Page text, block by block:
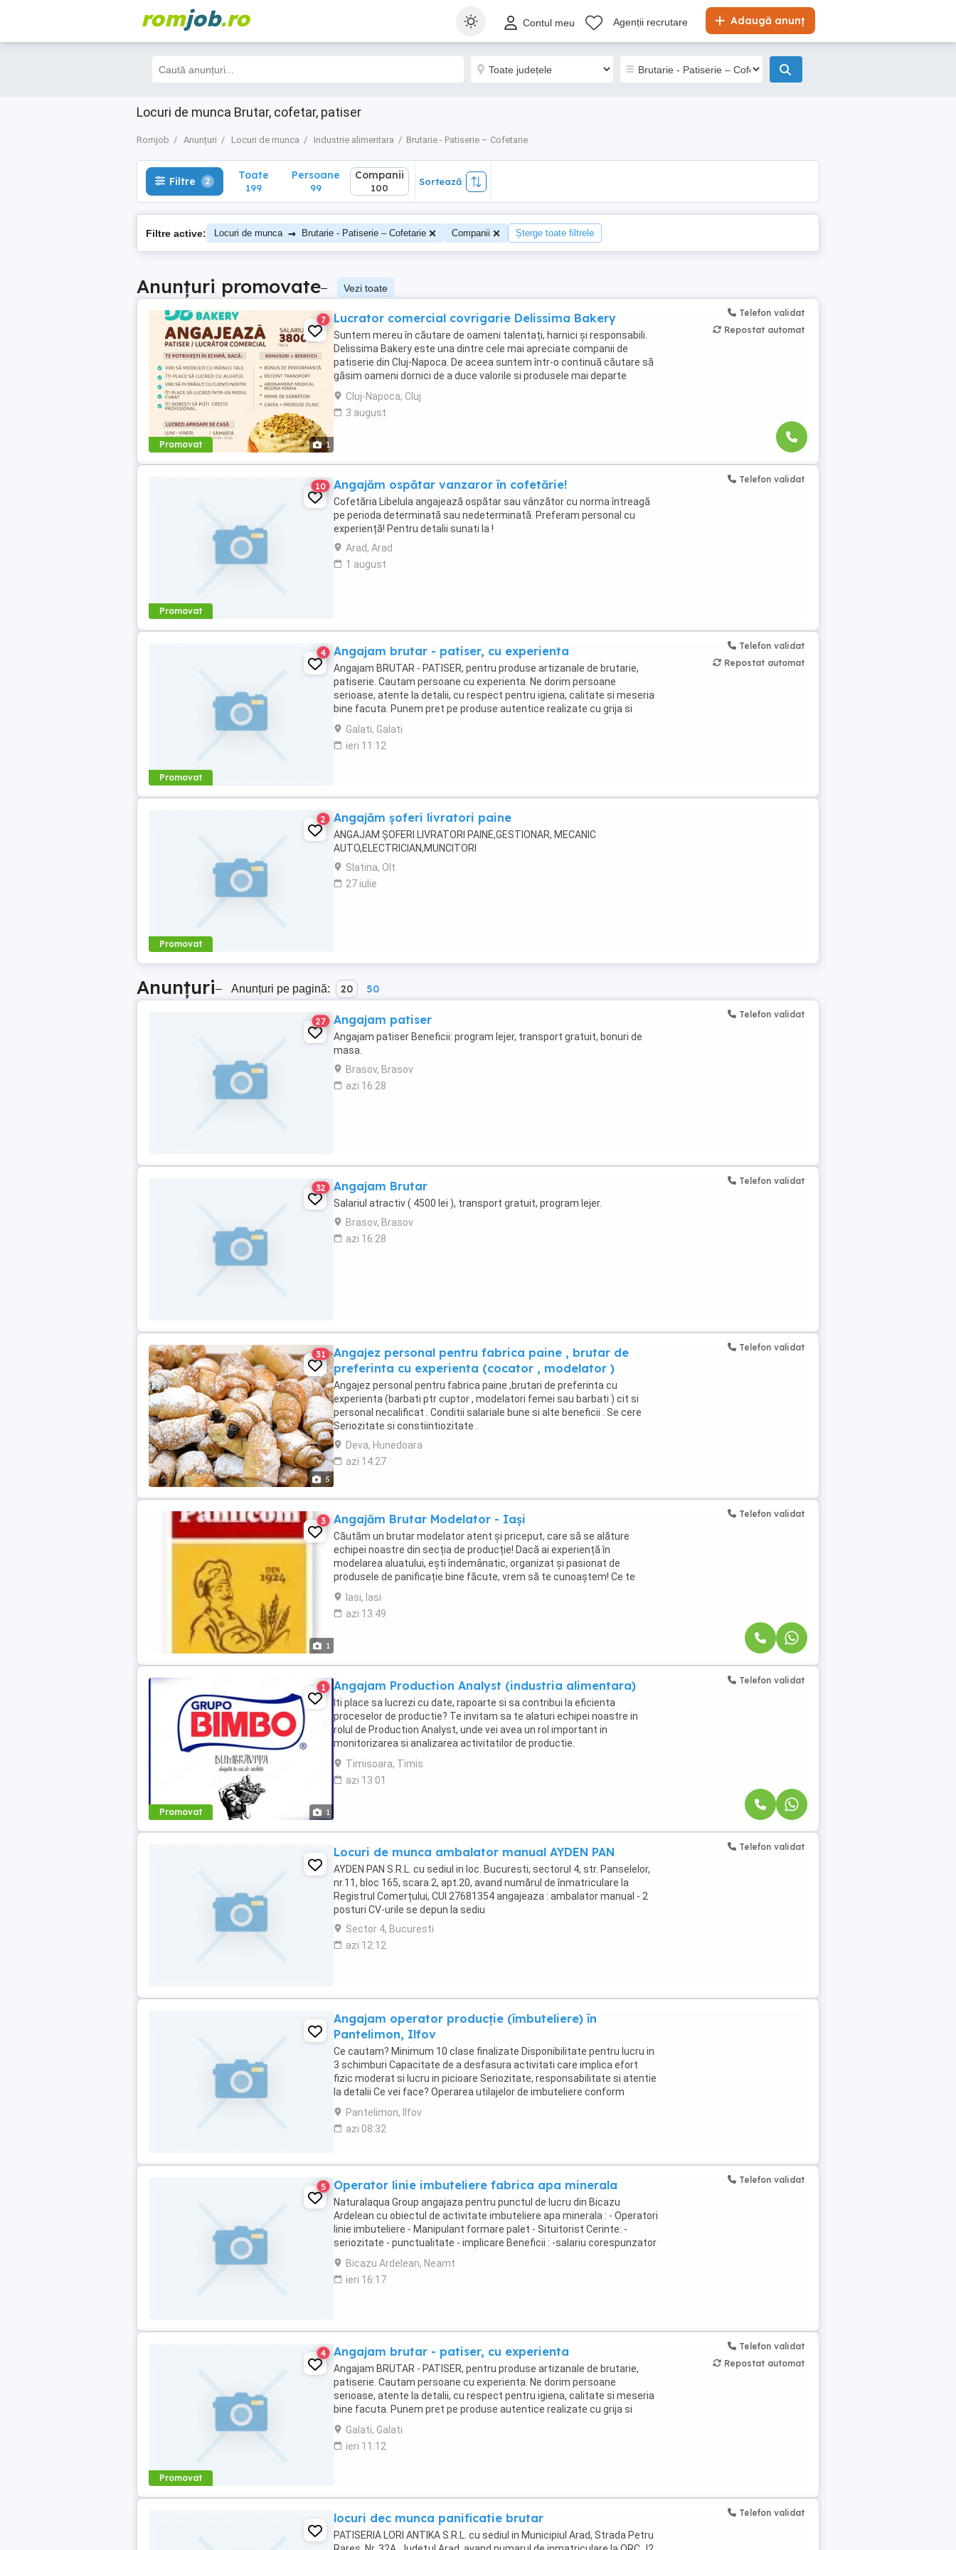
romjob.ro Adaugă anunț
Contul meu Agenții recrutare
Locuri de munca Brutar, cofetar, patiser
Romjob Anunțuri Locuri de munca Industrie alimentara Brutarie - Patiserie – Cofetarie
Filtre 2 Toate
199
Filtre 2 Toate
199
Persoane
99
Companii
100
Sortează
Filtre active: Locuri de munca → Brutarie - Patiserie – Cofetarie Companii Șterge toate filtrele
Anunțuri promovate– Vezi toate
Promovat 1
7 Lucrator comercial covrigarie Delissima Bakery
Suntem mereu în căutare de oameni talentați, harnici și responsabili.
Delissima Bakery este una dintre cele mai apreciate companii de
patiserie din Cluj-Napoca. De aceea suntem într-o continuă căutare să
găsim oameni dornici de a duce valorile si produsele mai departe
(covrigi, specialitati dulci si ...
Cluj-Napoca, Cluj
3 august
Telefon validat
Repostat automat
Promovat
10 Angajăm ospătar vanzaror în cofetărie!
Cofetăria Libelula angajează ospătar sau vânzător cu norma întreagă
pe perioda determinată sau nedeterminată. Preferam personal cu
experiență! Pentru detalii sunati la !
Arad, Arad
1 august
Telefon validat
Promovat
4 Angajam brutar - patiser, cu experienta
Angajam BRUTAR - PATISER, pentru produse artizanale de brutarie,
patiserie. Cautam persoane cu experienta. Ne dorim persoane
serioase, atente la detalii, cu respect pentru igiena, calitate si meseria
bine facuta. Punem pret pe produse autentice realizate cu grija si
profesionalism.
Galati, Galati
ieri 11:12
Telefon validat
Repostat automat
Promovat
2 Angajăm șoferi livratori paine
ANGAJAM ȘOFERI LIVRATORI PAINE,GESTIONAR, MECANIC
AUTO,ELECTRICIAN,MUNCITORI
Slatina, Olt
27 iulie
Anunțuri– Anunțuri pe pagină: 20 50
27 Angajam patiser
Angajam patiser Beneficii: program lejer, transport gratuit, bonuri de
masa.
Brasov, Brasov
azi 16:28
Telefon validat
32 Angajam Brutar
Salariul atractiv ( 4500 lei ), transport gratuit, program lejer.
Brasov, Brasov
azi 16:28
Telefon validat
5
31
Angajez personal pentru fabrica paine , brutar de
preferinta cu experienta (cocator , modelator )
Angajez personal pentru fabrica paine ,brutari de preferinta cu
experienta (barbati ptr cuptor , modelatori femei sau barbati ) cit si
personal necalificat . Conditii salariale bune si alte beneficii . Se cere
Seriozitate si constiintiozitate .
Deva, Hunedoara
azi 14:27
Telefon validat
1
3 Angajăm Brutar Modelator - Iași
Căutăm un brutar modelator atent și priceput, care să se alăture
echipei noastre din secția de producție! Dacă ai experiență în
modelarea aluatului, ești îndemânatic, organizat și pasionat de
produsele de panificație bine făcute, vrem să te cunoaștem! Ce te
recomandă? Studii minim 10 clase, școală ...
Iasi, Iasi
azi 13:49
Telefon validat
Promovat 1
1 Angajam Production Analyst (industria alimentara)
Iti place sa lucrezi cu date, rapoarte si sa contribui la eficienta
proceselor de productie? Te invitam sa te alaturi echipei noastre in
rolul de Production Analyst, unde vei avea un rol important in
monitorizarea si analizarea activitatilor de productie.
Responsabilitatile tale: Verificarea si analiza ...
Timisoara, Timis
azi 13:01
Telefon validat
Locuri de munca ambalator manual AYDEN PAN
AYDEN PAN S.R.L. cu sediul in loc. Bucuresti, sectorul 4, str. Panselelor,
nr.11, bloc 165, scara 2, apt.20, avand numărul de înmatriculare la
Registrul Comerțului, CUI 27681354 angajeaza : ambalator manual - 2
posturi CV-urile se depun la sediu
Sector 4, Bucuresti
azi 12:12
Telefon validat
Angajam operator producție (îmbuteliere) în
Pantelimon, Ilfov
Ce cautam? Minimum 10 clase finalizate Disponibilitate pentru lucru in
3 schimburi Capacitate de a desfasura activitati care implica efort
fizic moderat si lucru in picioare Seriozitate, responsabilitate si atentie
la detalii Ce vei face? Operarea utilajelor de imbuteliere conform
instructiunilor ...
Pantelimon, Ilfov
azi 08:32
5 Operator linie imbuteliere fabrica apa minerala
Naturalaqua Group angajaza pentru punctul de lucru din Bicazu
Ardelean cu obiectul de activitate imbuteliere apa minerala : - Operatori
linie imbuteliere - Manipulant formare palet - Situitorist Cerinte: -
seriozitate - punctualitate - implicare Beneficii : -salariu corespunzator
pregatirii -bonuri ...
Bicazu Ardelean, Neamt
ieri 16:17
Telefon validat
Promovat
4 Angajam brutar - patiser, cu experienta
Angajam BRUTAR - PATISER, pentru produse artizanale de brutarie,
patiserie. Cautam persoane cu experienta. Ne dorim persoane
serioase, atente la detalii, cu respect pentru igiena, calitate si meseria
bine facuta. Punem pret pe produse autentice realizate cu grija si
profesionalism.
Galati, Galati
ieri 11:12
Telefon validat
Repostat automat
locuri dec munca panificatie brutar
PATISERIA LORI ANTIKA S.R.L. cu sediul in Municipiul Arad, Strada Petru
Telefon validat